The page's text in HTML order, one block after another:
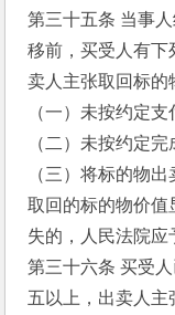
第三十五条 当事
移前，买受人有下
卖人主张取回标的
（一）未按约定支
（二）未按约定完
（三）将标的物
取回的标的物价值
失的，人民法院应
第三十六条 买受
五以上，出卖人主